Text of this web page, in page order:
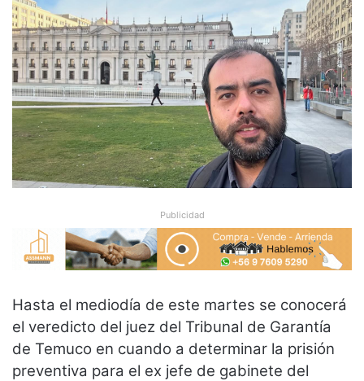
Publicidad
Hasta el mediodía de este martes se conocerá
el veredicto del juez del Tribunal de Garantía
de Temuco en cuando a determinar la prisión
preventiva para el ex jefe de gabinete del